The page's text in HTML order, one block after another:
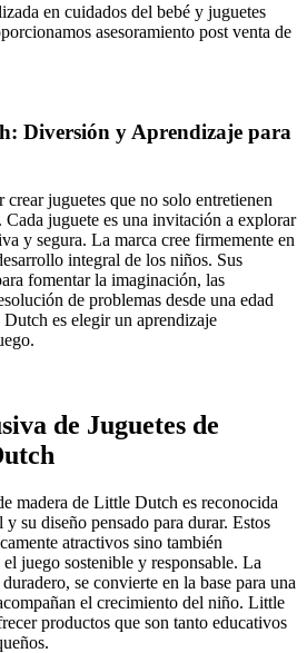
en cuidados del bebé y juguetes
asesoramiento post venta de
Diversión y Aprendizaje para
juguetes que no solo entretienen
Cada juguete es una invitación a explorar
y segura. La marca cree firmemente en
integral de los niños. Sus
fomentar la imaginación, las
de problemas desde una edad
es elegir un aprendizaje
de Juguetes de
madera de Little Dutch es reconocida
su diseño pensado para durar. Estos
atractivos sino también
juego sostenible y responsable. La
se convierte en la base para una
el crecimiento del niño. Little
productos que son tanto educativos